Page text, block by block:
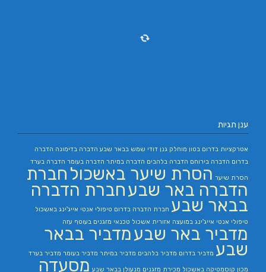
ענן תגיות
אטרקציות בדרום בטון מוחלק גנן דודי שמש בבאר שבע הדברה בדימונה הדברה
בדרום הדברה בירוחם הדברה בלהבים הדברה במיתר הדברה בעומר הדברה בערד
הסרת שיער הסרת שיער באשכול חברת
הדברה באר שבעחברת הדברה
בבאר שבע חברת הדברה בדרום טיפולי אנטי אייג'ינג באשכול
טיפולי אנטי אייג'ינג במועצה אזורית אשכול טכנאי מזגנים בעוטף עזה
מדביר באר שבעמדביר בבאר
שבע מדביר בדרום מדביר בלהבים מדביר במיתר מדביר בעומר מדביר בערד
מכון קוסמטיקה באשכול מכירת מזגנים מנעולן בבאר שבע מסעדה